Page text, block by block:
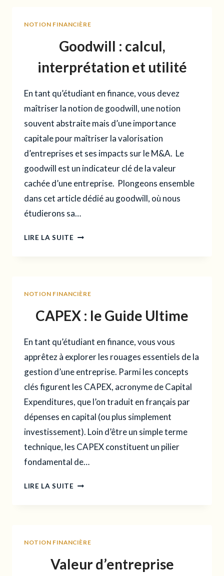
DANS
TECHNOLOGIES,
MÉDIAS
ET
NOTION FINANCIÈRE
Goodwill : calcul,
interprétation et utilité
En tant qu’étudiant en finance, vous devez
maîtriser la notion de goodwill, une notion
souvent abstraite mais d’une importance
capitale pour maîtriser la valorisation
d’entreprises et ses impacts sur le M&A. Le
goodwill est un indicateur clé de la valeur
cachée d’une entreprise. Plongeons ensemble
dans cet article dédié au goodwill, où nous
étudierons sa…
LIRE LA SUITE GOODWILL
UTILITÉ
NOTION FINANCIÈRE
CAPEX : le Guide Ultime
En tant qu’étudiant en finance, vous vous
apprêtez à explorer les rouages essentiels de la
gestion d’une entreprise. Parmi les concepts
clés figurent les CAPEX, acronyme de Capital
Expenditures, que l’on traduit en français par
dépenses en capital (ou plus simplement
investissement). Loin d’être un simple terme
technique, les CAPEX constituent un pilier
fondamental de…
LIRE LA SUITE CAPEX
NOTION FINANCIÈRE
Valeur d’entreprise